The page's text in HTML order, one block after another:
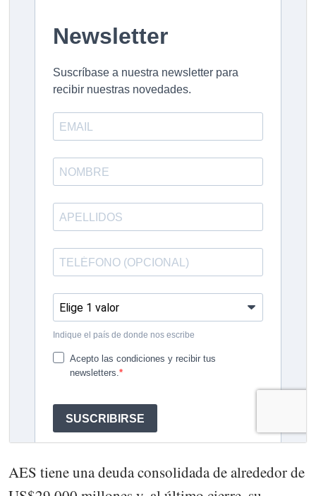
AES tiene una deuda consolidada de alrededor de